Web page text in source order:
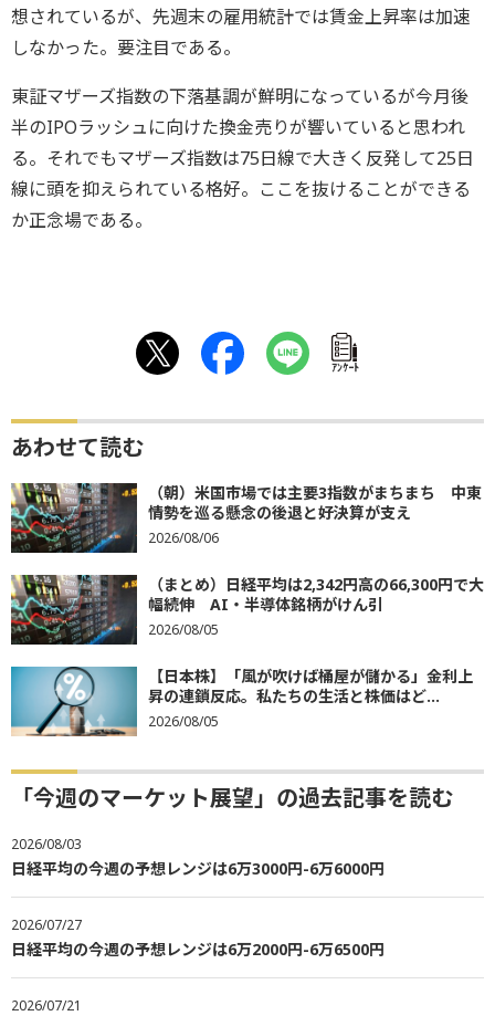
想されているが、先週末の雇用統計では賃金上昇率は加速
しなかった。要注目である。
東証マザーズ指数の下落基調が鮮明になっているが今月後
半のIPOラッシュに向けた換金売りが響いていると思われ
る。それでもマザーズ指数は75日線で大きく反発して25日
線に頭を抑えられている格好。ここを抜けることができる
か正念場である。
ｱﾝｹｰﾄ
あわせて読む
（朝）米国市場では主要3指数がまちまち 中東
情勢を巡る懸念の後退と好決算が支え
2026/08/06
（まとめ）日経平均は2,342円高の66,300円で大
幅続伸 AI・半導体銘柄がけん引
2026/08/05
【日本株】「風が吹けば桶屋が儲かる」金利上
昇の連鎖反応。私たちの生活と株価はど...
2026/08/05
「今週のマーケット展望」の過去記事を読む
2026/08/03
日経平均の今週の予想レンジは6万3000円-6万6000円
2026/07/27
日経平均の今週の予想レンジは6万2000円-6万6500円
2026/07/21